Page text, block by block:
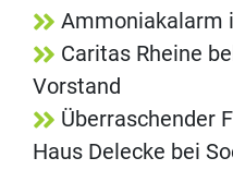
Ammoniakalarm
Caritas Rheine
Vorstand
Überraschender
Haus Delecke bei